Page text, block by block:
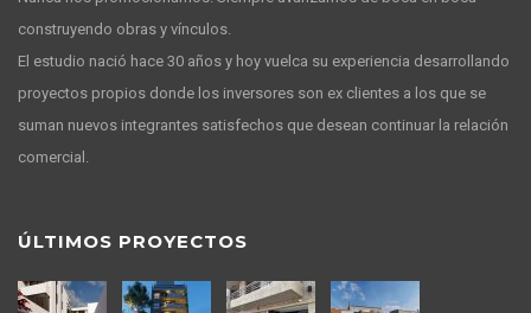
construyendo obras y vínculos.
El estudio nació hace 30 años y hoy vuelca su experiencia desarrollando
proyectos propios donde los inversores son ex clientes a los que se
suman nuevos integrantes satisfechos que desean continuar la relación
comercial.
ÚLTIMOS PROYECTOS